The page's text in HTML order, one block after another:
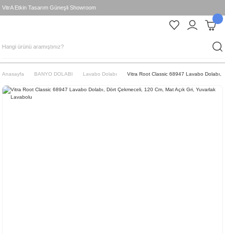
VitrA Etkin Tasarım Güneşli Showroom
Anasayfa BANYO DOLABI Lavabo Dolabı Vitra Root Classic 68947 Lavabo Dolabı,